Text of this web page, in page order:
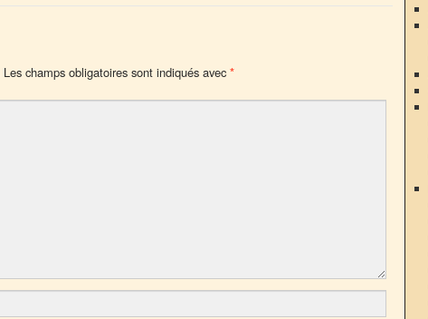
Les champs obligatoires sont indiqués avec *